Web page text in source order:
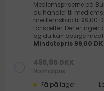
Medlemspriserne på
du handler til
medlemskab til 99,00
fortsætter. Der er ingen
og du kan opsige
Mindstepris 99,00
495,95 DKK
Normalpris
Få på lager